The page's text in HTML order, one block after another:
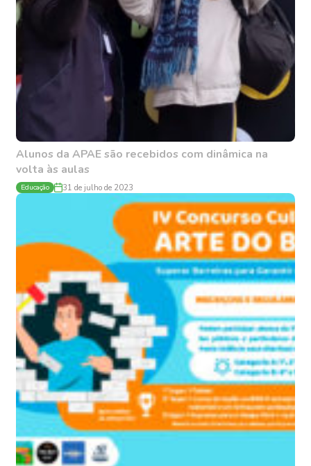
Alunos da APAE são recebidos com dinâmica na
volta às aulas
Educação 31 de julho de 2023